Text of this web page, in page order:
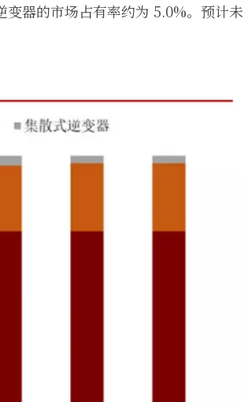
器的市场占有率约为 5.0%。预计未